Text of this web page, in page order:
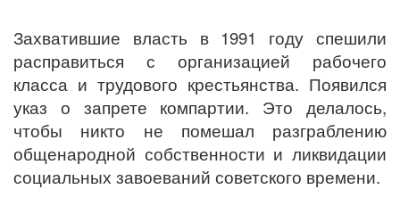
Захватившие власть в 1991 году спешили
расправиться с организацией рабочего
класса и трудового крестьянства. Появился
указ о запрете компартии. Это делалось,
чтобы никто не помешал разграблению
общенародной собственности и ликвидации
социальных завоеваний советского времени.